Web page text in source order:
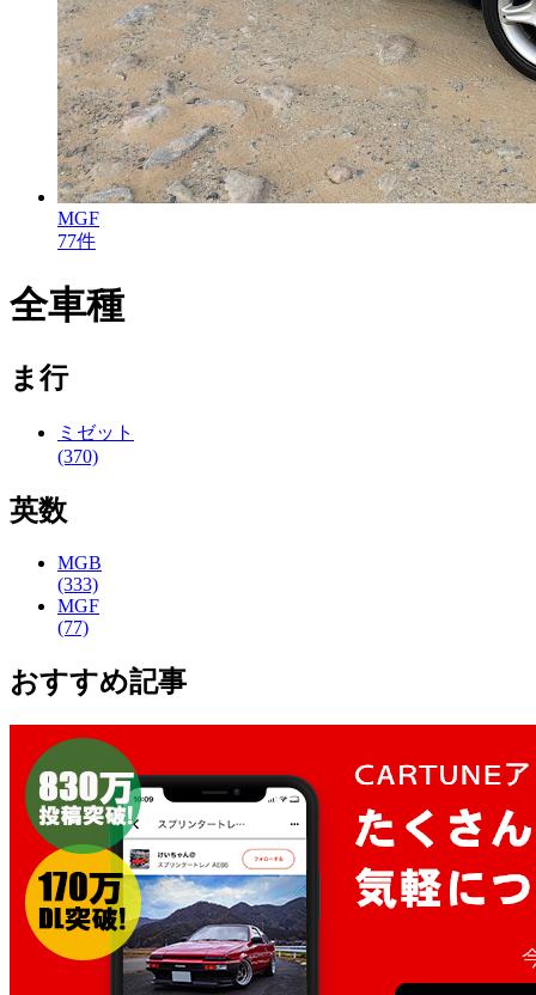
MGF
77件
全車種
ま行
ミゼット
(370)
英数
MGB
(333)
MGF
(77)
おすすめ記事